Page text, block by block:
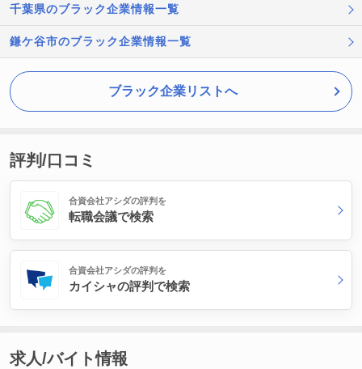
千葉県のブラック企業情報一覧
鎌ケ谷市のブラック企業情報一覧
ブラック企業リストへ
評判/口コミ
合資会社アシダの評判を
転職会議で検索
合資会社アシダの評判を
カイシャの評判で検索
求人/バイト情報